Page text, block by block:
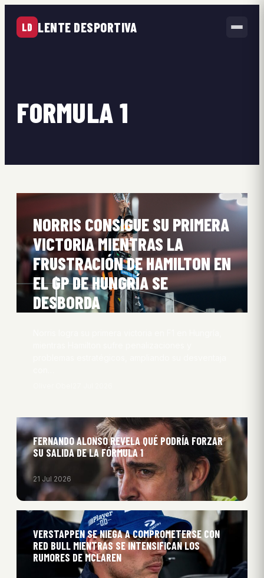
LD LENTE DESPORTIVA
FORMULA 1
NORRIS CONSIGUE SU PRIMERA
VICTORIA MIENTRAS LA
FRUSTRACIÓN DE HAMILTON EN
EL GP DE HUNGRÍA SE
DESBORDA
FERNANDO ALONSO REVELA QUÉ PODRÍA FORZAR
SU SALIDA DE LA FÓRMULA 1
21 Jul 2026
VERSTAPPEN SE NIEGA A COMPROMETERSE CON
RED BULL MIENTRAS SE INTENSIFICAN LOS
RUMORES DE MCLAREN